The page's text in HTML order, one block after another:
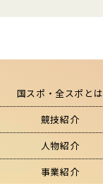
国スポ・全スポとは
競技紹介
人物紹介
事業紹介